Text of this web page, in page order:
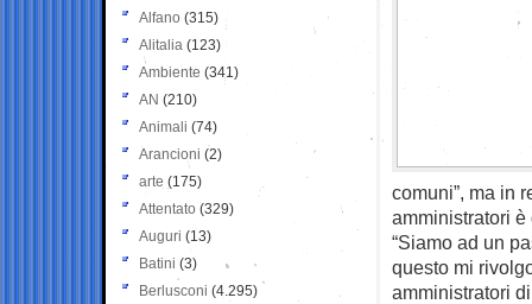
comuni”, ma in
amministratori
“Siamo ad un
questo mi
amministratori
Alfano (315)
Alitalia (123)
Ambiente (341)
AN (210)
Animali (74)
Arancioni (2)
arte (175)
Attentato (329)
Auguri (13)
Batini (3)
Berlusconi (4.295)